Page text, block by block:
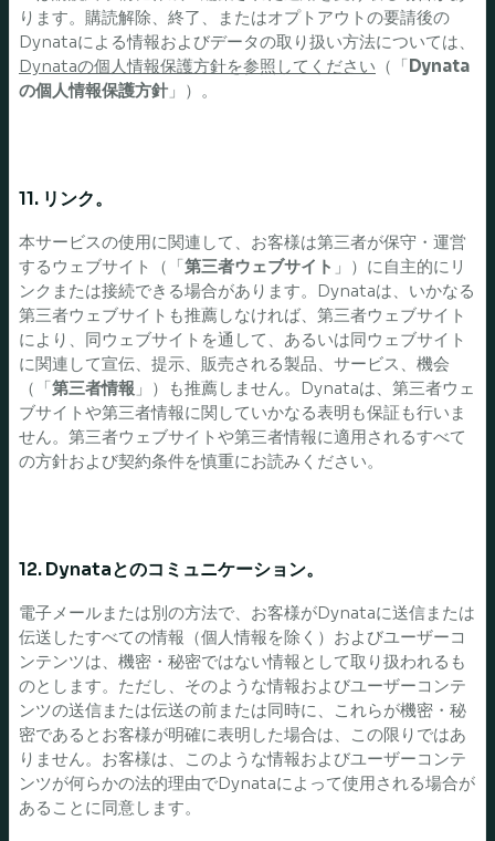
ります。購読解除、終了、またはオプトアウトの要請後の
Dynataによる情報およびデータの取り扱い方法については、
Dynataの個人情報保護方針を参照してください （「Dynata
の個人情報保護方針 」）。
11. リンク。
本サービスの使用に関連して、お客様は第三者が保守・運営
するウェブサイト（「第三者ウェブサイト 」）に自主的にリ
ンクまたは接続できる場合があります。Dynataは、いかなる
第三者ウェブサイトも推薦しなければ、第三者ウェブサイト
により、同ウェブサイトを通して、あるいは同ウェブサイト
に関連して宣伝、提示、販売される製品、サービス、機会
（「第三者情報 」）も推薦しません。Dynataは、第三者ウェ
ブサイトや第三者情報に関していかなる表明も保証も行いま
せん。第三者ウェブサイトや第三者情報に適用されるすべて
の方針および契約条件を慎重にお読みください。
12. Dynataとのコミュニケーション。
電子メールまたは別の方法で、お客様がDynataに送信または
伝送したすべての情報（個人情報を除く）およびユーザーコ
ンテンツは、機密・秘密ではない情報として取り扱われるも
のとします。ただし、そのような情報およびユーザーコンテ
ンツの送信または伝送の前または同時に、これらが機密・秘
密であるとお客様が明確に表明した場合は、この限りではあ
りません。お客様は、このような情報およびユーザーコンテ
ンツが何らかの法的理由でDynataによって使用される場合が
あることに同意します。